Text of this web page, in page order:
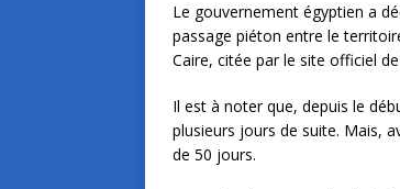
Le gouvernement égyptien a
passage piéton entre le
Caire, citée par le site officiel
Il est à noter que, depuis le
plusieurs jours de suite. Mais,
de 50 jours.